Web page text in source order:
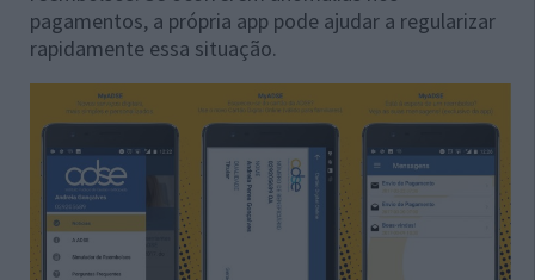
pagamentos, a própria app pode ajudar a regularizar
rapidamente essa situação.